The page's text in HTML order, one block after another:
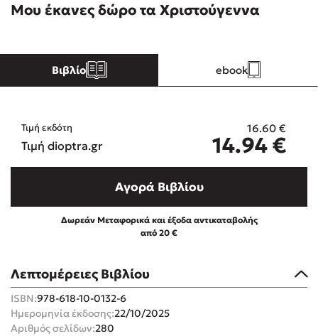
Ένας γίγαντας στο σχολείο
Πάνω, κάτω, μπροστά, πίσω
Mel Robbins
Η μέθοδος Αφήστε τους
Μου έκανες δώρο τα Χριστούγεννα
Βιβλίο ebook
Λεπτομέρειες Βιβλίου
ISBN:978-618-10-0132-6
Ημερομηνία έκδοσης:22/10/2025
Αριθμός σελίδων:280
Τιμή εκδότη 16.60 €
Τιμή dioptra.gr 14.94€
Αγορά Βιβλίου
Δωρεάν Μεταφορικά και έξοδα αντικαταβολής
από 20 €